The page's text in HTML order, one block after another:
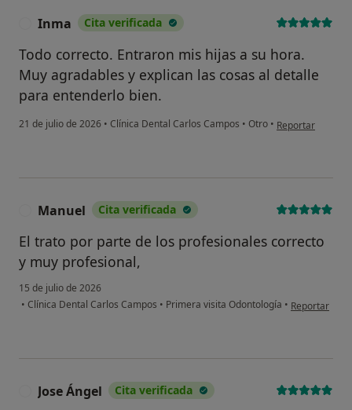
Inma Cita verificada
Todo correcto. Entraron mis hijas a su hora.
Muy agradables y explican las cosas al detalle
para entenderlo bien.
21 de julio de 2026 • Clínica Dental Carlos Campos • Otro • en opinión del
Reportar
Manuel Cita verificada
El trato por parte de los profesionales correcto
y muy profesional,
15 de julio de 2026
• Clínica Dental Carlos Campos • Primera visita Odontología • en opinión
Reportar
Jose Ángel Cita verificada
sobre un tema emocional o
psicológico?